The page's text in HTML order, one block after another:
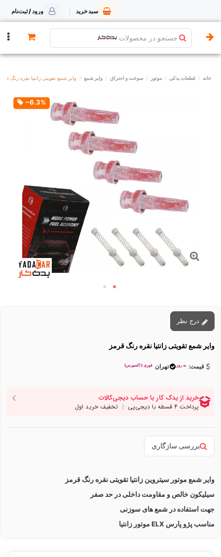
سبد خرید ورود / ثبت‌نام
جستجو در محصولات
خانه قطعات یدکی موتور سوخت و احتراق وایر شمع وایر شمع تقویتی زانتیا نقره رنگ
‎−6.3%
وایر شمع تقویتی زانتیا نقره رنگ قرمز
قیمت: به روز تهران فوری ( اکسپرس)
بررسی سازگاری
وایر شمع موتور سیتروین زانتیا تقویتی نقره رنگ قرمز
سیلیکون خالص و مقاومت داخلی در حد صفر
جهت استفاده در شمع های سوزنی
مناسب پژو پارس ELX موتور زانتیا